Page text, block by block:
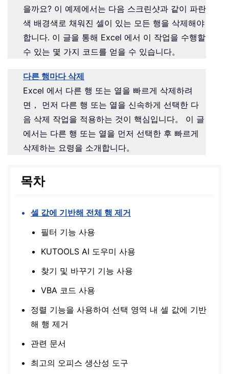
을까요? 이 예제에서는 다음 스크린샷과 같이 파란
색 배경색로 채워진 셀이 있는 모든 행을 삭제해야
합니다. 이 글을 통해 Excel 에서 이 작업을 수행할
수 있는 몇 가지 코드를 얻을 수 있습니다。
다른 행마다 삭제
Excel 에서 다른 행 또는 열을 빠르게 삭제하려
면， 먼저 다른 행 또는 열을 신속하게 선택한 다
음 삭제 작업을 적용하는 것이 핵심입니다。 이 글
에서는 다른 행 또는 열을 먼저 선택한 후 빠르게
삭제하는 요령을 소개합니다。
목차
셀 값에 기반해 전체 행 제거
필터 기능 사용
KUTOOLS AI 도우미 사용
찾기 및 바꾸기 기능 사용
VBA 코드 사용
정렬 기능을 사용하여 선택 영역 내 셀 값에 기반
해 행 제거
관련 문서
최고의 오피스 생산성 도구